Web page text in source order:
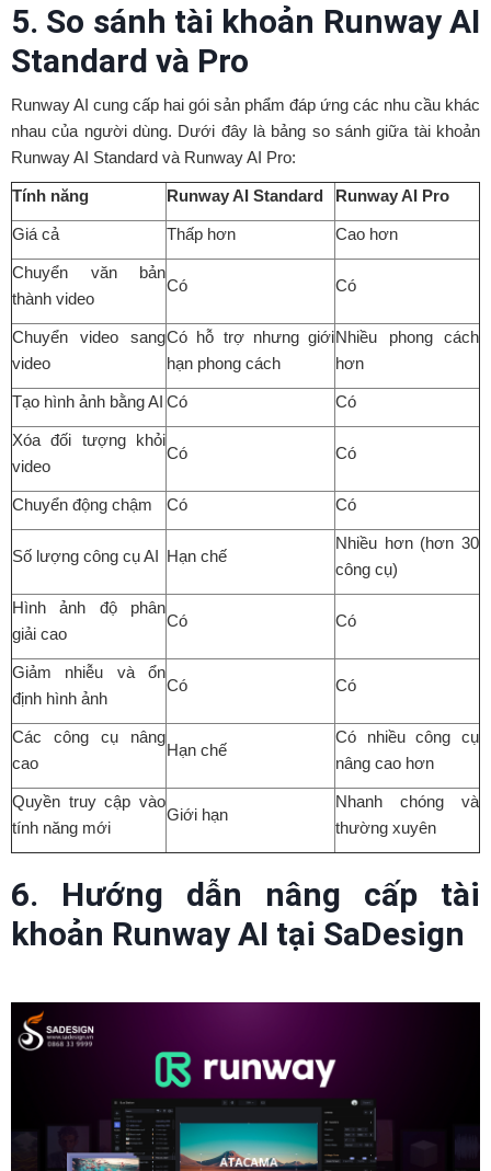
5. So sánh tài khoản Runway AI
Standard và Pro
Runway AI cung cấp hai gói sản phẩm đáp ứng các nhu cầu khác
nhau của người dùng. Dưới đây là bảng so sánh giữa tài khoản
Runway AI Standard và Runway AI Pro:
Tính năng Runway AI Standard Runway AI Pro
Giá cả Thấp hơn Cao hơn
Chuyển văn bản
thành video
Có Có
Chuyển video sang
video
Có hỗ trợ nhưng giới
hạn phong cách
Nhiều phong cách
hơn
Tạo hình ảnh bằng AI Có Có
Xóa đối tượng khỏi
video
Có Có
Chuyển động chậm Có Có
Số lượng công cụ AI Hạn chế
Nhiều hơn (hơn 30
công cụ)
Hình ảnh độ phân
giải cao
Có Có
Giảm nhiễu và ổn
định hình ảnh
Có Có
Các công cụ nâng
cao
Hạn chế
Có nhiều công cụ
nâng cao hơn
Quyền truy cập vào
tính năng mới
Giới hạn
Nhanh chóng và
thường xuyên
6. Hướng dẫn nâng cấp tài
khoản Runway AI tại SaDesign